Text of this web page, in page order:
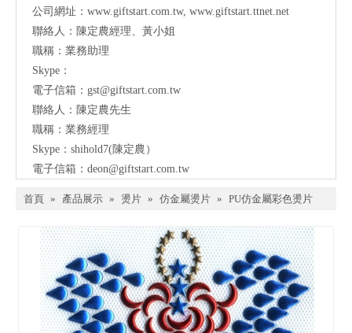
公司網址： www.giftstart.com.tw, www.giftstart.ttnet.net
聯絡人：陳定農經理、黃小姐
職稱：業務助理
Skype：
電子信箱： gst@giftstart.com.tw
聯絡人：陳定農先生
職稱：業務經理
Skype：shihold7(陳定農）
電子信箱： deon@giftstart.com.tw
首頁 » 產品展示 » 燙片 » 仿金屬燙片 » PU仿金屬彩色燙片